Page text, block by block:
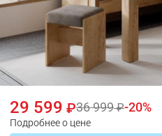
29 599 36 999 20
Подробнее о цене